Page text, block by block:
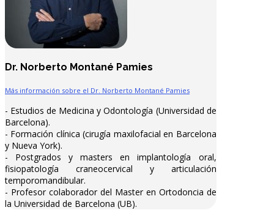
Dr. Norberto Montané Pamies
Más información sobre el Dr. Norberto Montané Pamies
- Estudios de Medicina y Odontología (Universidad de
Barcelona).
- Formación clínica (cirugía maxilofacial en Barcelona
y Nueva York).
- Postgrados y masters en implantología oral,
fisiopatología craneocervical y articulación
temporomandibular.
- Profesor colaborador del Master en Ortodoncia de
la Universidad de Barcelona (UB).